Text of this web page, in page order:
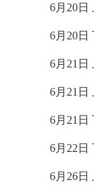
6月20日
6月20日
6月21日
6月21日
6月21日
6月22日
6月26日